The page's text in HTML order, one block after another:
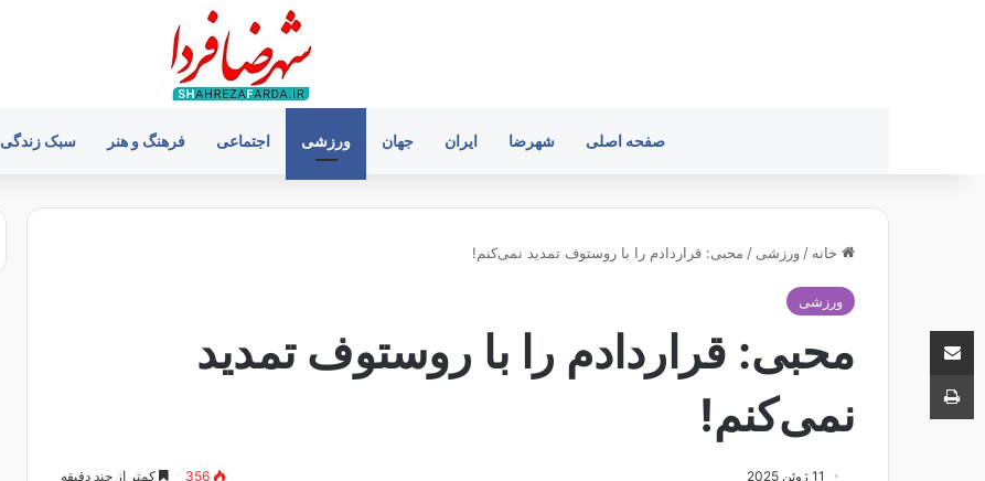
صفحه اصلی شهرضا ایران جهان ورزشی اجتماعی فرهنگ و هنر سبک زندگی
خانه / ورزشی / محبی: قراردادم را با روستوف تمدید نمی‌کنم!
ورزشی
محبی: قراردادم را با روستوف تمدید
نمی‌کنم!
11 ژوئن 2025 356 کمتر از چند دقیقه